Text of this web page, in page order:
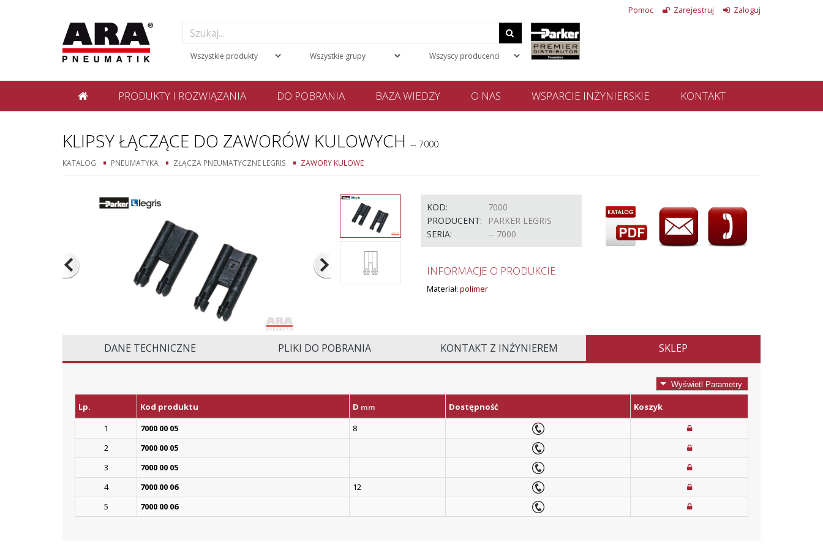
Pomoc Zarejestruj Zaloguj
PRODUKTY I ROZWIĄZANIA DO POBRANIA BAZA WIEDZY O NAS WSPARCIE INŻYNIERSKIE KONTAKT
KLIPSY ŁĄCZĄCE DO ZAWORÓW KULOWYCH -- 7000
KATALOG PNEUMATYKA ZŁĄCZA PNEUMATYCZNE LEGRIS ZAWORY KULOWE
KOD:
7000
PRODUCENT:
PARKER LEGRIS
SERIA:
-- 7000
INFORMACJE O PRODUKCIE:
Materiał: polimer
DANE TECHNICZNE PLIKI DO POBRANIA KONTAKT Z INŻYNIEREM SKLEP
Wyświetl Parametry
Lp. Kod produktu D mm Dostępność
Koszyk
1
7000 00 05
8
2
7000 00 05
3
7000 00 05
4
7000 00 06
12
5
7000 00 06